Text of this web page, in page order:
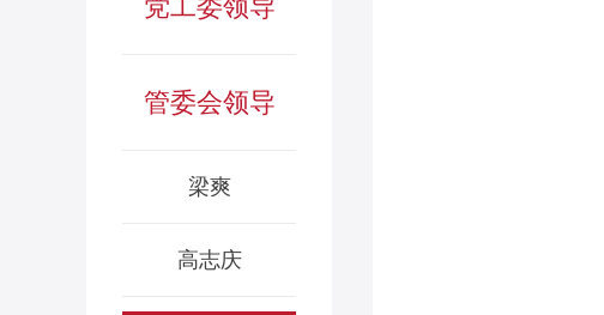
党工委领导
管委会领导
梁爽
高志庆